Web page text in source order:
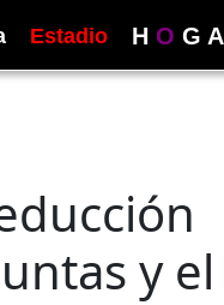
Estadio H O G A
y el